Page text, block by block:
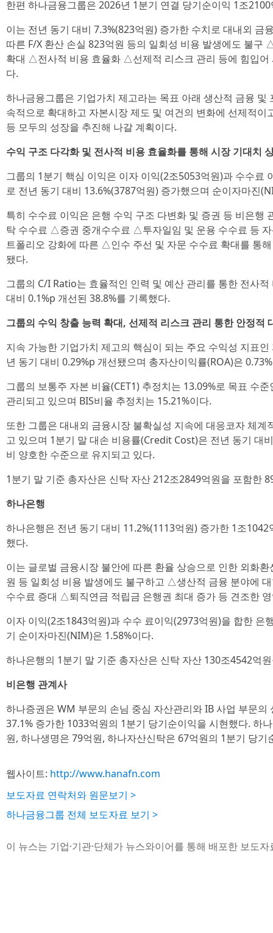
한편 하나금융그룹은 2026년 1분기 연결 당기순이익 1조
이는 전년 동기 대비 7.3%(823억원) 증가한 수치로 대내외 금
따른 F/X 환산 손실 823억원 등의 일회성 비용 발생에도 불
확대 △전사적 비용 효율화 △선제적 리스크 관리 등에 힘입어
다.
하나금융그룹은 기업가치 제고라는 목표 아래 생산적 금융 및
속적으로 확대하고 자본시장 제도 및 여건의 변화에 선제적이
등 모두의 성장을 추진해 나갈 계획이다.
수익 구조 다각화 및 전사적 비용 효율화를 통해 시장 기대치
그룹의 1분기 핵심 이익은 이자 이익(2조5053억원)과 수수료
로 전년 동기 대비 13.6%(3787억원) 증가했으며 순이자마진
특히 수수료 이익은 은행 수익 구조 다변화 및 증권 등 비은
탁 수수료 △증권 중개수수료 △투자일임 및 운용 수수료 등
트폴리오 강화에 따른 △인수 주선 및 자문 수수료 확대를 통
됐다.
그룹의 C/I Ratio는 효율적인 인력 및 예산 관리를 통한 전사
대비 0.1%p 개선된 38.8%를 기록했다.
그룹의 수익 창출 능력 확대, 선제적 리스크 관리 통한 안정적
지속 가능한 기업가치 제고의 핵심이 되는 주요 수익성 지표
년 동기 대비 0.29%p 개선됐으며 총자산이익률(ROA)은
그룹의 보통주 자본 비율(CET1) 추정치는 13.09%로 목표 수
관리되고 있으며 BIS비율 추정치는 15.21%이다.
또한 그룹은 대내외 금융시장 불확실성 지속에 대응코자 체
고 있으며 1분기 말 대손 비용률(Credit Cost)은 전년 동기 대
비 양호한 수준으로 유지되고 있다.
1분기 말 기준 총자산은 신탁 자산 212조2849억원을 포함한
하나은행
하나은행은 전년 동기 대비 11.2%(1113억원) 증가한 1조
했다.
이는 글로벌 금융시장 불안에 따른 환율 상승으로 인한 외화
원 등 일회성 비용 발생에도 불구하고 △생산적 금융 분야에
수수료 증대 △퇴직연금 적립금 은행권 최대 증가 등 견조한
이자 이익(2조1843억원)과 수수 료이익(2973억원)을 합한 은
기 순이자마진(NIM)은 1.58%이다.
하나은행의 1분기 말 기준 총자산은 신탁 자산 130조4542억
비은행 관계사
하나증권은 WM 부문의 손님 중심 자산관리와 IB 사업 부문의
37.1% 증가한 1033억원의 1분기 당기순이익을 시현했다. 하
원, 하나생명은 79억원, 하나자산신탁은 67억원의 1분기 당기
웹사이트: http://www.hanafn.com
보도자료 연락처와 원문보기 >
하나금융그룹 전체 보도자료 보기 >
이 뉴스는 기업·기관·단체가 뉴스와이어를 통해 배포한 보도